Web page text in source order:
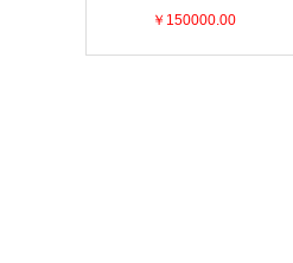
￥150000.00